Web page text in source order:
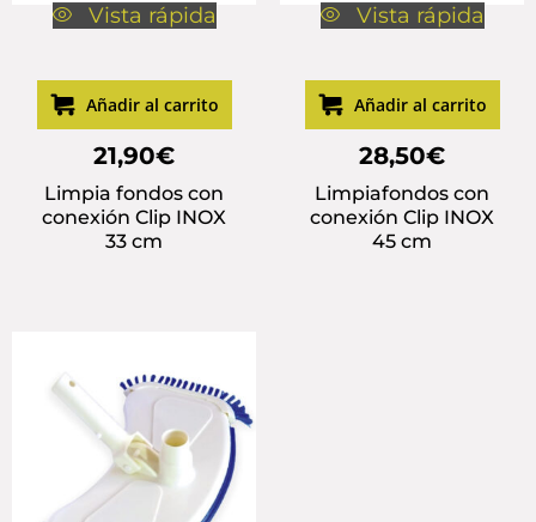
Vista rápida
Añadir al carrito
21,90€
Limpia fondos con
conexión Clip INOX
33 cm
Vista rápida
Añadir al carrito
28,50€
Limpiafondos con
conexión Clip INOX
45 cm